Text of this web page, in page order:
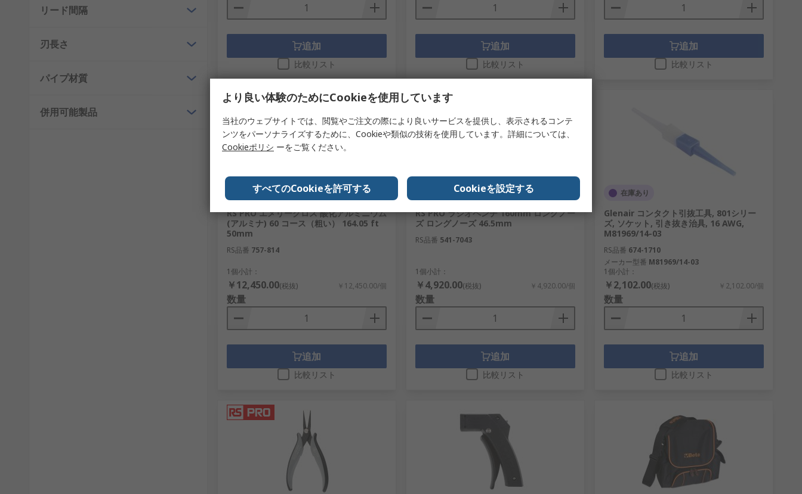
リード間隔
刃長さ
パイプ材質
併用可能製品
追加
比較リスト
追加
比較リスト
追加
比較リスト
在庫あり
RS PRO エメリークロス 酸化アルミニウム
(アルミナ) 60 コース（粗い） 164.05 ft
50mm
RS品番 757-814
1個小計：
￥12,450.00(税抜) ￥12,450.00/個
数量
追加
比較リスト
在庫あり
RS PRO ラジオペンチ 160mm ロングノー
ズ ロングノーズ 46.5mm
RS品番 541-7043
1個小計：
￥4,920.00(税抜) ￥4,920.00/個
数量
追加
比較リスト
在庫あり
Glenair コンタクト引抜工具, 801シリー
ズ, ソケット, 引き抜き治具, 16 AWG,
M81969/14-03
RS品番 674-1710
メーカー型番 M81969/14-03
1個小計：
￥2,102.00(税抜) ￥2,102.00/個
数量
追加
比較リスト
より良い体験のためにCookieを使用しています
当社のウェブサイトでは、閲覧やご注文の際により良いサービスを提供し、表示されるコンテ
ンツをパーソナライズするために、Cookieや類似の技術を使用しています。詳細については、
Cookieポリシ ーをご覧ください。
すべてのCookieを許可する Cookieを設定する